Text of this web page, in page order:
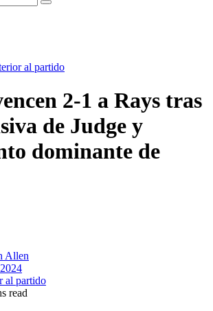
al partido
2-1 a Rays tras
de Judge y
dominante de
Allen
al partido
read